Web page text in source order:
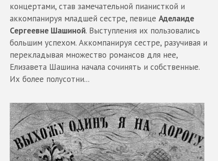
концертами, став замечательной пианисткой и
аккомпанируя младшей сестре, певице Аделаиде
Сергеевне Шашиной. Выступления их пользовались
большим успехом. Аккомпанируя сестре, разучивая и
перекладывая множество романсов для нее,
Елизавета Шашина начала сочинять и собственные.
Их более полусотни...